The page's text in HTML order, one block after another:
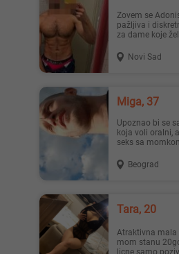
Zovem se Adonis i nudim nezaboravna,
pažljiva i
za dame koje
Novi Sad
Miga, 37
upoznao bi se sa stariom damom 50 +
koja voli oralni,
seks sa
Beograd
Tara, 20
Atraktivna mala crnka za druzenje u
mom stanu
licne samo poziv